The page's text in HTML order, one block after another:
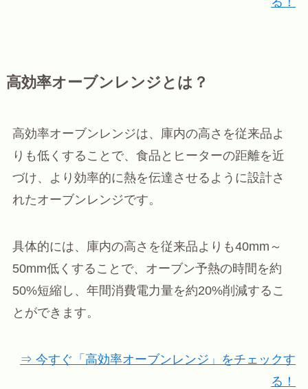
高効率オーブンレンジとは？
高効率オーブンレンジは、庫内の高さを従来品よ
りも低くすることで、食品とヒーターの距離を近
づけ、より効率的に熱を伝達させるように設計さ
れたオーブンレンジです。
具体的には、庫内の高さを従来品よりも40mm～
50mm低くすることで、オーブン予熱の時間を約
50%短縮し、年間消費電力量を約20%削減するこ
とができます。
⇒ 今すぐ「高効率オーブンレンジ」をチェックす
る！